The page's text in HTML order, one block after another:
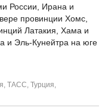
России, Ирана и
провинции Хомс,
Латакия, Хама и
и Эль-Кунейтра на юге
, ТАСС, Турция,